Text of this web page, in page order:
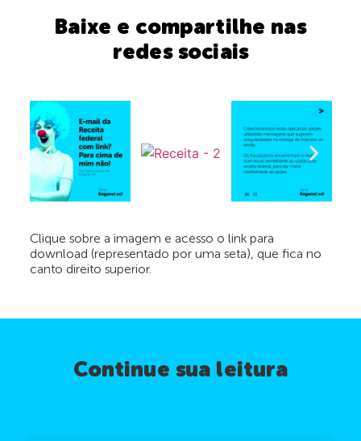
Baixe e compartilhe nas
redes sociais
Clique sobre a imagem e acesso o link para
download (representado por uma seta), que fica no
canto direito superior.
Continue sua leitura